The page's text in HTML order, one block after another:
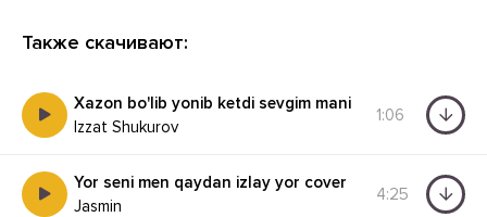
Также скачивают:
Xazon bo'lib yonib ketdi sevgim mani
Izzat Shukurov
1:06
Yor seni men qaydan izlay yor cover
Jasmin
4:25